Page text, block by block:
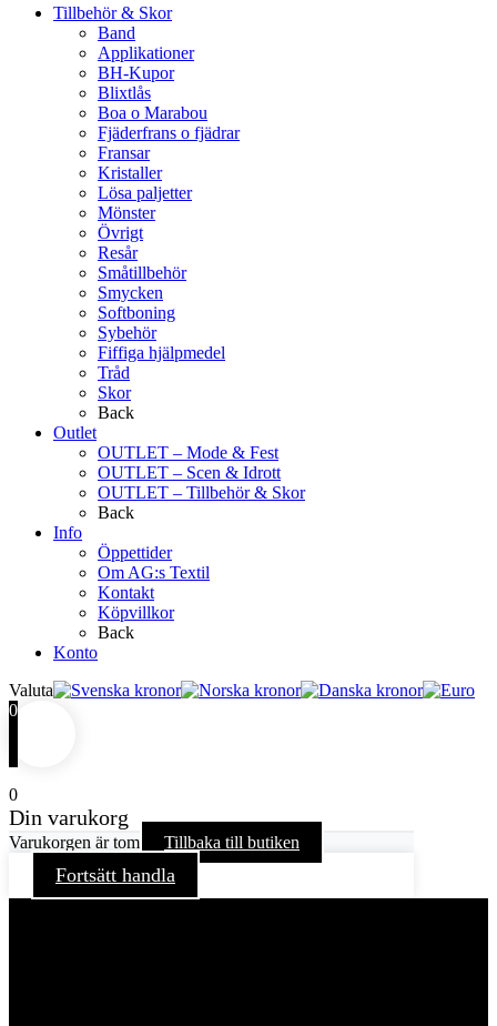
Tillbehör & Skor
Band
Applikationer
BH-Kupor
Blixtlås
Boa o Marabou
Fjäderfrans o fjädrar
Fransar
Kristaller
Lösa paljetter
Mönster
Övrigt
Resår
Småtillbehör
Smycken
Softboning
Sybehör
Fiffiga hjälpmedel
Tråd
Skor
Back
Outlet
OUTLET – Mode & Fest
OUTLET – Scen & Idrott
OUTLET – Tillbehör & Skor
Back
Info
Öppettider
Om AG:s Textil
Kontakt
Köpvillkor
Back
Konto
Valuta
0
0
Din varukorg
Varukorgen är tom Tillbaka till butiken
Fortsätt handla